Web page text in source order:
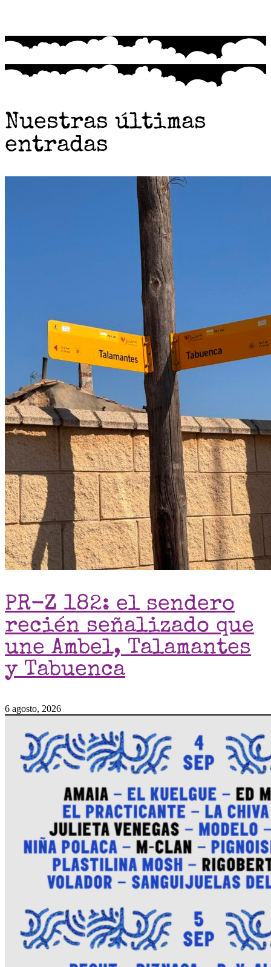
Nuestras últimas
entradas
PR-Z 182: el sendero
recién señalizado que
une Ambel, Talamantes
y Tabuenca
6 agosto, 2026